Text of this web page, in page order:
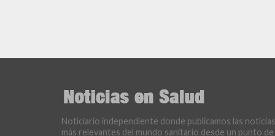
Noticiario independiente donde publicamos las noticias
más relevantes del mundo sanitario desde un punto de